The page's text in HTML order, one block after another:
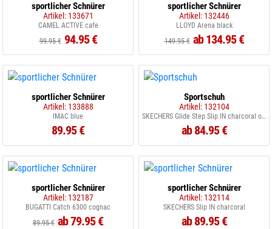
sportlicher Schnürer
Artikel: 133671
CAMEL ACTIVE cafe
99.95 € 94.95 €
sportlicher Schnürer
Artikel: 132446
LLOYD Arena black
149.95 € ab 134.95 €
sportlicher Schnürer
Artikel: 133888
IMAC blue
89.95 €
Sportschuh
Artikel: 132104
SKECHERS Glide Step Slip IN charcoral orange
ab 84.95 €
sportlicher Schnürer
Artikel: 132187
BUGATTI Catch 6300 cognac
89.95 € ab 79.95 €
sportlicher Schnürer
Artikel: 132114
SKECHERS Slip IN charcoral
ab 89.95 €